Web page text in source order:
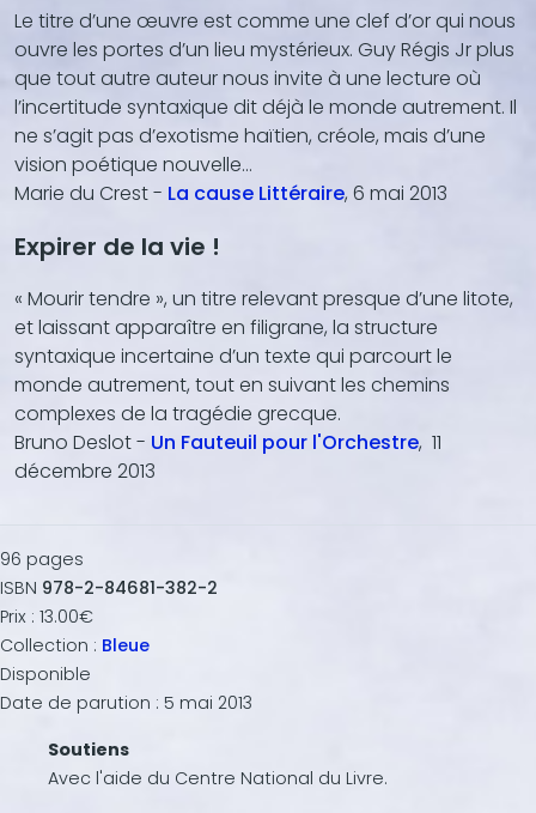
Le titre d’une œuvre est comme une clef d’or qui nous
ouvre les portes d’un lieu mystérieux. Guy Régis Jr plus
que tout autre auteur nous invite à une lecture où
l’incertitude syntaxique dit déjà le monde autrement. Il
ne s’agit pas d’exotisme haïtien, créole, mais d’une
vision poétique nouvelle...
Marie du Crest - La cause Littéraire, 6 mai 2013
Expirer de la vie !
« Mourir tendre », un titre relevant presque d’une litote,
et laissant apparaître en filigrane, la structure
syntaxique incertaine d’un texte qui parcourt le
monde autrement, tout en suivant les chemins
complexes de la tragédie grecque.
Bruno Deslot - Un Fauteuil pour l'Orchestre, 11
décembre 2013
96 pages
ISBN 978-2-84681-382-2
Prix : 13.00€
Collection : Bleue
Disponible
Date de parution : 5 mai 2013
Soutiens
Avec l'aide du Centre National du Livre.